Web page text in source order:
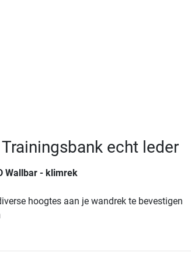
echt leder
Wallbar - klimrek
hoogtes aan je wandrek te bevestigen